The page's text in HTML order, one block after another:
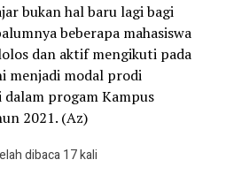
bukan hal baru lagi bagi
beberapa mahasiswa
dan aktif mengikuti pada
menjadi modal prodi
progam Kampus
2021. (Az)
dibaca 17 kali